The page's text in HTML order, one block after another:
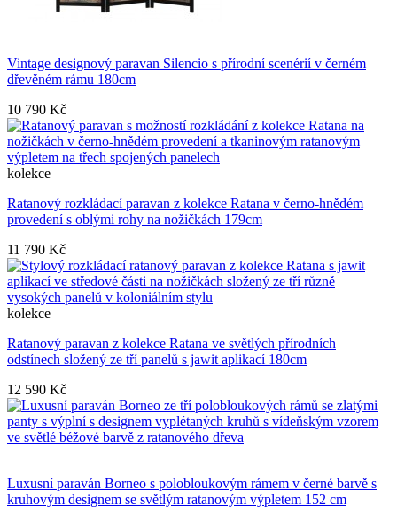
Vintage designový paravan Silencio s přírodní scenérií v černém
dřevěném rámu 180cm
10 790 Kč
kolekce
Ratanový rozkládací paravan z kolekce Ratana v černo-hnědém
provedení s oblými rohy na nožičkách 179cm
11 790 Kč
kolekce
Ratanový paravan z kolekce Ratana ve světlých přírodních
odstínech složený ze tří panelů s jawit aplikací 180cm
12 590 Kč
Luxusní paraván Borneo s polobloukovým rámem v černé barvě s
kruhovým designem se světlým ratanovým výpletem 152 cm